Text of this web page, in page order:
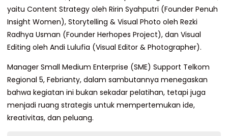
yaitu Content Strategy oleh Ririn Syahputri (Founder Penuh
Insight Women), Storytelling & Visual Photo oleh Rezki
Radhya Usman (Founder Herhopes Project), dan Visual
Editing oleh Andi Lulufia (Visual Editor & Photographer).
Manager Small Medium Enterprise (SME) Support Telkom
Regional 5, Febrianty, dalam sambutannya menegaskan
bahwa kegiatan ini bukan sekadar pelatihan, tetapi juga
menjadi ruang strategis untuk mempertemukan ide,
kreativitas, dan peluang.